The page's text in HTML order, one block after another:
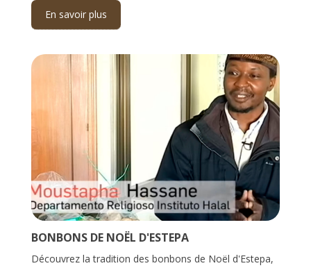
En savoir plus
BONBONS DE NOËL D'ESTEPA
Découvrez la tradition des bonbons de Noël d'Estepa,